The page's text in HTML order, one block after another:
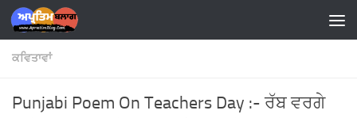
Skip to content
ਕਵਿਤਾਵਾਂ
Punjabi Poem On Teachers Day :- ਰੱਬ ਵਰਗੇ